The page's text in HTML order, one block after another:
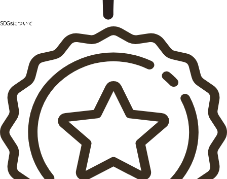
SDGsについて